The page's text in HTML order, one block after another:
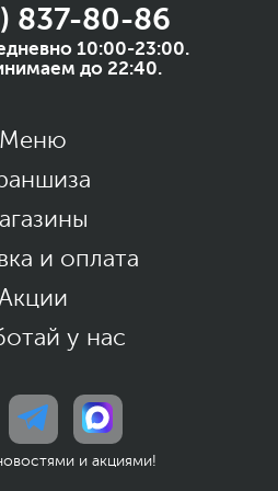
837-80-86
10:00-23:00.
до 22:40.
Меню
и оплата
у нас
и акциями!